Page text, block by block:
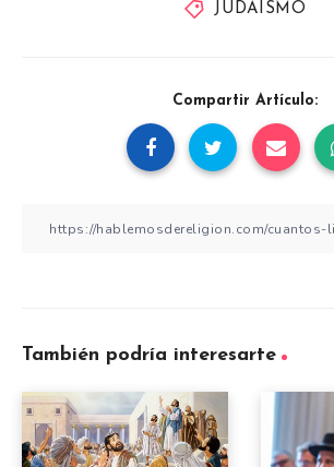
JUDAISMO
Compartir Artículo:
También podría interesarte